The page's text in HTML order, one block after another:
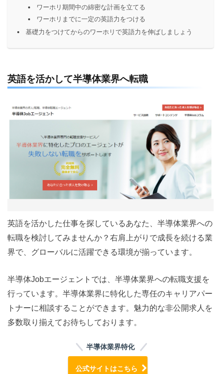
ワーホリ期間中の綿密な計画を立てる
ワーホリまでに一定の英語力をつける
基礎力をつけてからのワーホリで英語力を伸ばしましょう
英語を活かして半導体業界へ転職
英語を活かした仕事を探しているあなた、半導体業界への
転職を検討してみませんか？右肩上がりで成長を続ける業
界で、グローバルに活躍できる環境が揃っています。
半導体Jobエージェントでは、半導体業界への転職支援を
行っています。半導体業界に特化した専任のキャリアパー
トナーに相談することができます。魅力的な非公開求人を
多数取り揃えてお待ちしております。
半導体業界特化
公式サイトはこちら